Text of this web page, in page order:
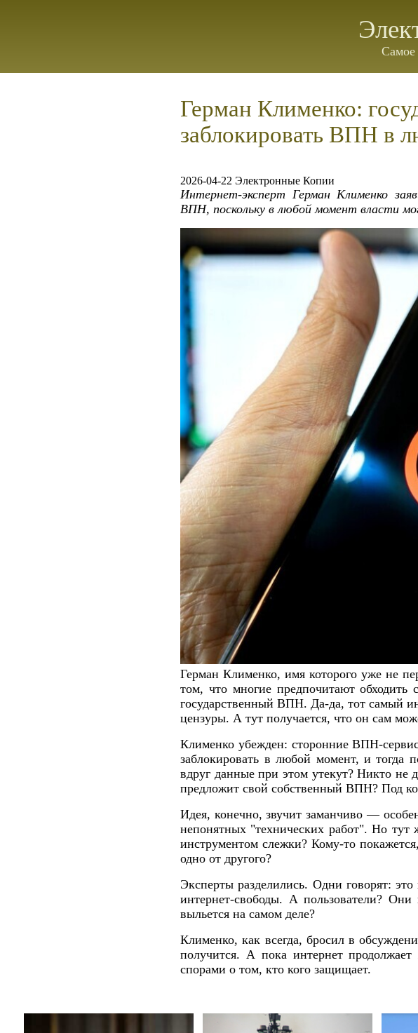
Герман Клименко:
заблокировать ВПН в
2026-04-22 Электронные Копии
Интернет-эксперт Герман Клименко
ВПН, поскольку в любой момент власти
Герман Клименко, имя которого уже не
том, что многие предпочитают
государственный ВПН. Да-да, тот самый
цензуры. А тут получается, что он сам
Клименко убежден: сторонние ВПН-
заблокировать в любой момент, и тогда
вдруг данные при этом утекут? Никто не
предложит свой собственный ВПН? Под
Идея, конечно, звучит заманчиво —
непонятных "технических работ". Но тут
инструментом слежки? Кому-то
одно от другого?
Эксперты разделились. Одни говорят:
интернет-свободы. А пользователи?
выльется на самом деле?
Клименко, как всегда, бросил в
получится. А пока интернет
спорами о том, кто кого защищает.